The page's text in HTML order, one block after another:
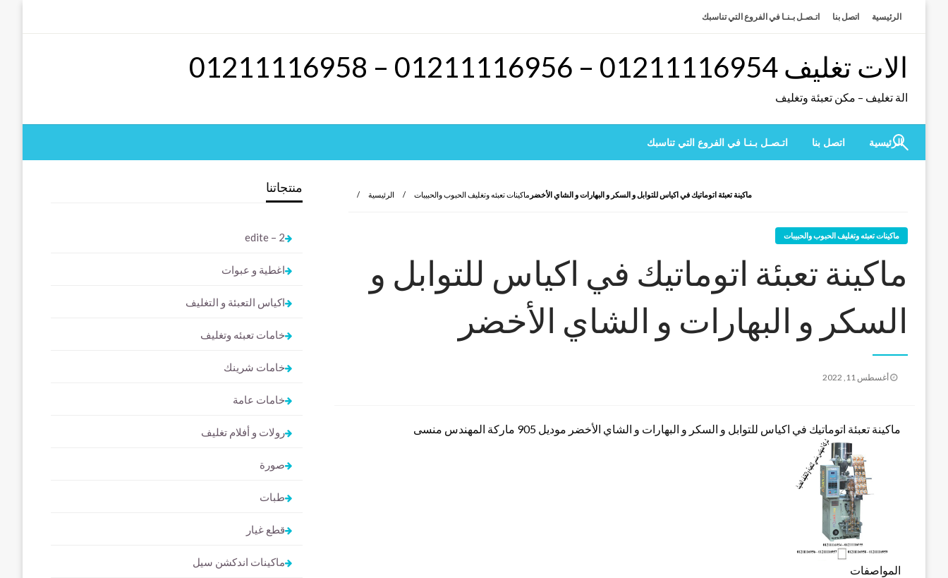
الرئيسية اتصل بنا اتـصـل بـنـا في الفروع التي تناسبك
الات تغليف 01211116954 – 01211116956 – 01211116958
الة تغليف – مكن تعبئة وتغليف
الرئيسية اتصل بنا اتـصـل بـنـا في الفروع التي تناسبك
الرئيسية ماكينات تعبئه وتغليف الحبوب والحبيبات ماكينة تعبئة اتوماتيك في اكياس للتوابل و السكر و البهارات و الشاي الأخضر
ماكينات تعبئه وتغليف الحبوب والحبيبات
ماكينة تعبئة اتوماتيك في اكياس للتوابل و
السكر و البهارات و الشاي الأخضر
نُشر
أغسطس 11, 2022
ماكينة تعبئة اتوماتيك في اكياس للتوابل و السكر و البهارات و الشاي الأخضر موديل 905 ماركة المهندس منسى
المواصفات
منتجاتنا
2 – edite
اغطية و عبوات
اكياس التعبئة و التغليف
خامات تعبئه وتغليف
خامات شرينك
خامات عامة
رولات و أفلام تغليف
صورة
طبات
قطع غيار
ماكينات اندكشن سيل